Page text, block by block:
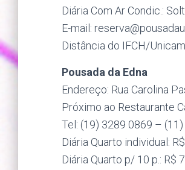
Diária Com Ar Condic.:
E-mail: reserva@
Distância do IFCH/
Pousada da Edna
Endereço: Rua Carolina
Próximo ao Restaurante
Tel: (19) 3289 0869 –
Diária Quarto individual:
Diária Quarto p/ 10 p.: R$